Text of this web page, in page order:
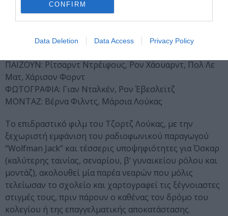
CONFIRM
Data Deletion Data Access Privacy Policy
ΣΕΝΑΡΙΟ: Γουίλαρντ Χάικ, Γκλόρια Κατς, Τζορτζ Λούκας
ΠΑΙΖΟΥΝ: Ρίτσαρντ Ντρέιφους, Ρον Χάουαρντ, Πολ Λε
Ματ, Χάρισον Φορντ
ΦΩΤΟΓΡΑΦΙΑ: Γιαν Νταλκέν, Ρον Έβεσλεϊτζ
ΜΟΝΤΑΖ: Βέρνα Φιλντς, Μάρσια Λούκας
Το επιδραστικό φιλμ του Τζορτζ Λούκας, με την
ξεχωριστή εμφάνιση του ραδιοφωνικού παραγωγού
“Wolfman Jack” και τέσσερις υποψηφιότητες για Όσκαρ
(καλύτερης ταινίας, σεναρίου, β’ γυναικείου ρόλου και
μοντάζ), ακολουθεί μία παρέα νεαρών που μόλις
τελείωσαν το σχολείο και χαρτογραφεί τις ξέγνοιαστες
στιγμές τους, πριν πάρουν ο καθένας τον δρόμο του
κολεγίου ή της επαγγελματικής αποκατάστασης.